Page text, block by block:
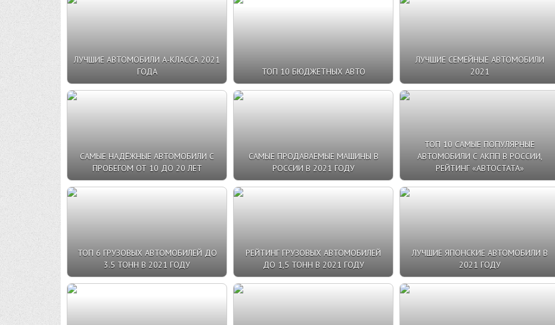
ЛУЧШИЕ АВТОМОБИЛИ А-КЛАССА 2021
ГОДА
ТОП 10 БЮДЖЕТНЫХ АВТО
ЛУЧШИЕ СЕМЕЙНЫЕ АВТОМОБИЛИ
2021
САМЫЕ НАДЁЖНЫЕ АВТОМОБИЛИ С
ПРОБЕГОМ ОТ 10 ДО 20 ЛЕТ
САМЫЕ ПРОДАВАЕМЫЕ МАШИНЫ В
РОССИИ В 2021 ГОДУ
ТОП 10 САМЫЕ ПОПУЛЯРНЫЕ
АВТОМОБИЛИ С АКПП В РОССИИ,
РЕЙТИНГ «АВТОСТАТА»
ТОП 6 ГРУЗОВЫХ АВТОМОБИЛЕЙ ДО
3.5 ТОНН В 2021 ГОДУ
РЕЙТИНГ ГРУЗОВЫХ АВТОМОБИЛЕЙ
ДО 1,5 ТОНН В 2021 ГОДУ
ЛУЧШИЕ ЯПОНСКИЕ АВТОМОБИЛИ В
2021 ГОДУ